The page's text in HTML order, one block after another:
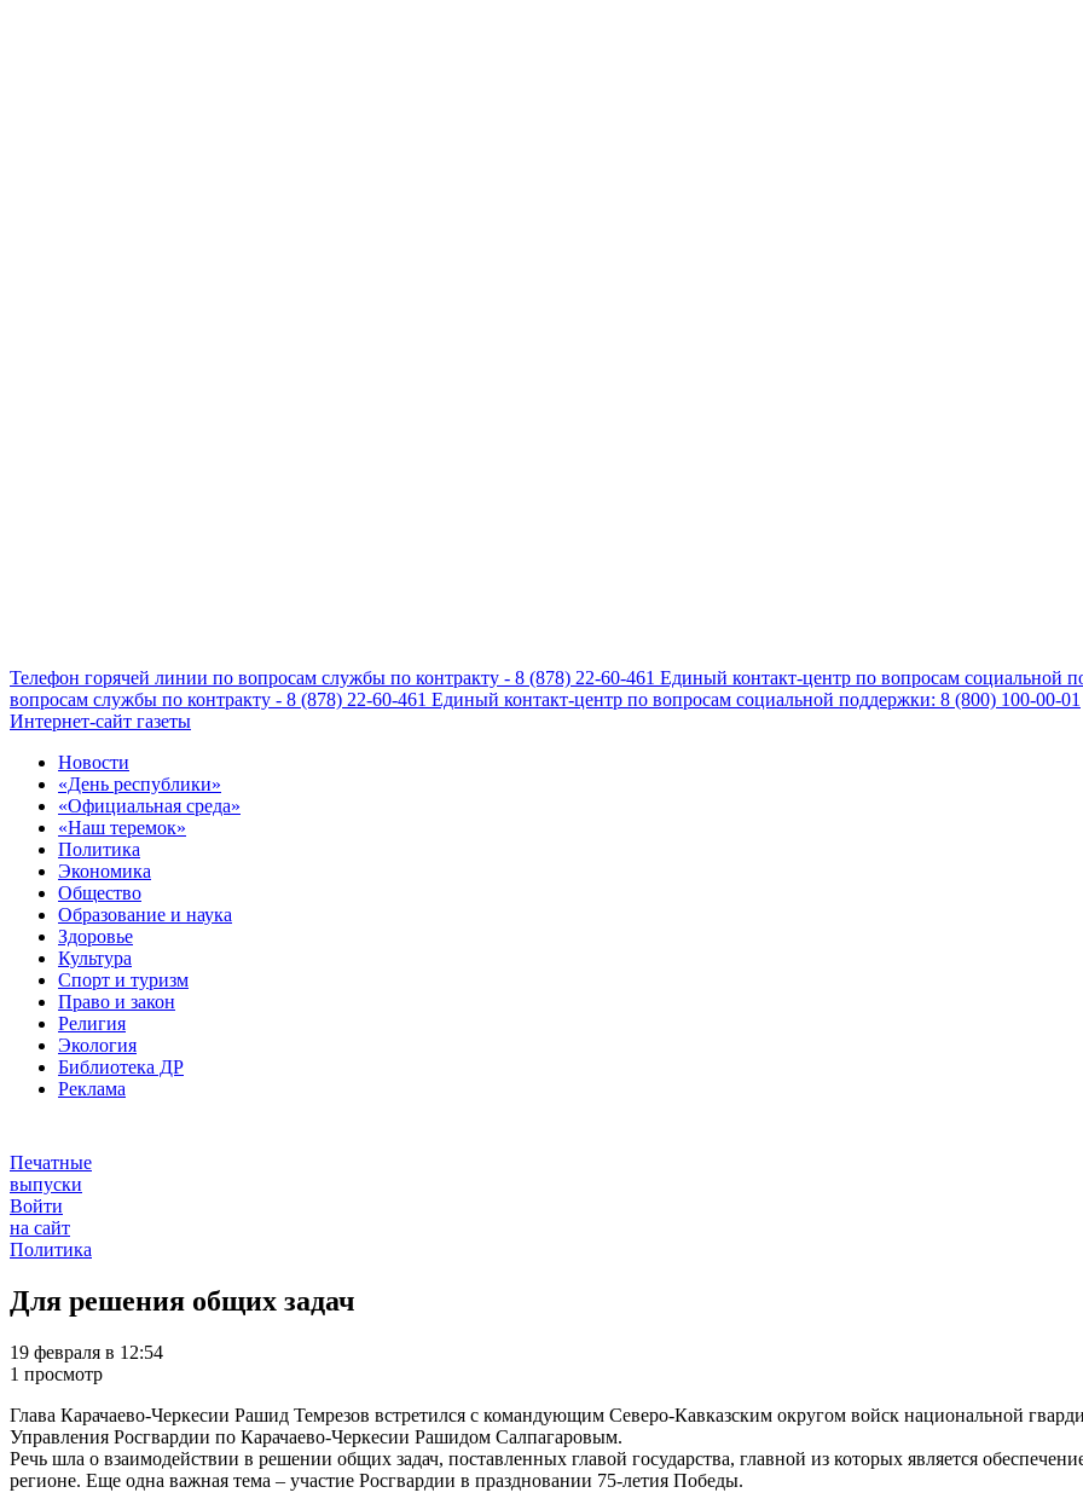
Телефон горячей линии по вопросам службы по контракту - 8 (878) 22-60-461 Единый контакт-центр по вопросам социальной
вопросам службы по контракту - 8 (878) 22-60-461 Единый контакт-центр по вопросам социальной поддержки: 8 (800) 100-00-01
Интернет-сайт газеты
Новости
«День республики»
«Официальная среда»
«Наш теремок»
Политика
Экономика
Общество
Образование и наука
Здоровье
Культура
Спорт и туризм
Право и закон
Религия
Экология
Библиотека ДР
Реклама
Печатные
выпуски
Войти
на сайт
Политика
Для решения общих задач
19 февраля в 12:54
1 просмотр
Глава Карачаево-Черкесии Рашид Темрезов встретился с командующим Северо-Кавказским округом войск национальной
Управления Росгвардии по Карачаево-Черкесии Рашидом Салпагаровым.
Речь шла о взаимодействии в решении общих задач, поставленных главой государства, главной из которых является
регионе. Еще одна важная тема – участие Росгвардии в праздновании 75-летия Победы.